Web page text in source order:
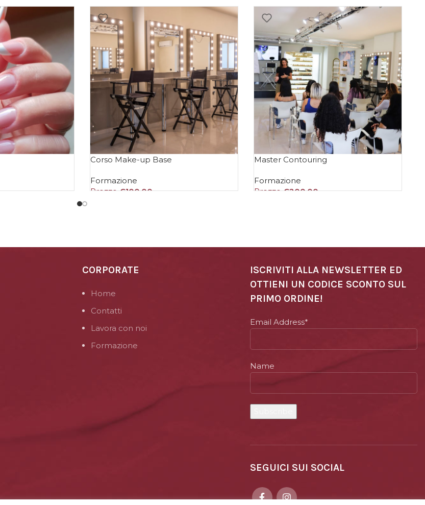
Corso Make-up Base
Formazione
Prezzo€100,00
Master Contouring
Formazione
Prezzo€200,00
CORPORATE
Home
Contatti
Lavora con noi
Formazione
ISCRIVITI ALLA NEWSLETTER ED
OTTIENI UN CODICE SCONTO SUL
PRIMO ORDINE!
Email Address*
Name
SEGUICI SUI SOCIAL